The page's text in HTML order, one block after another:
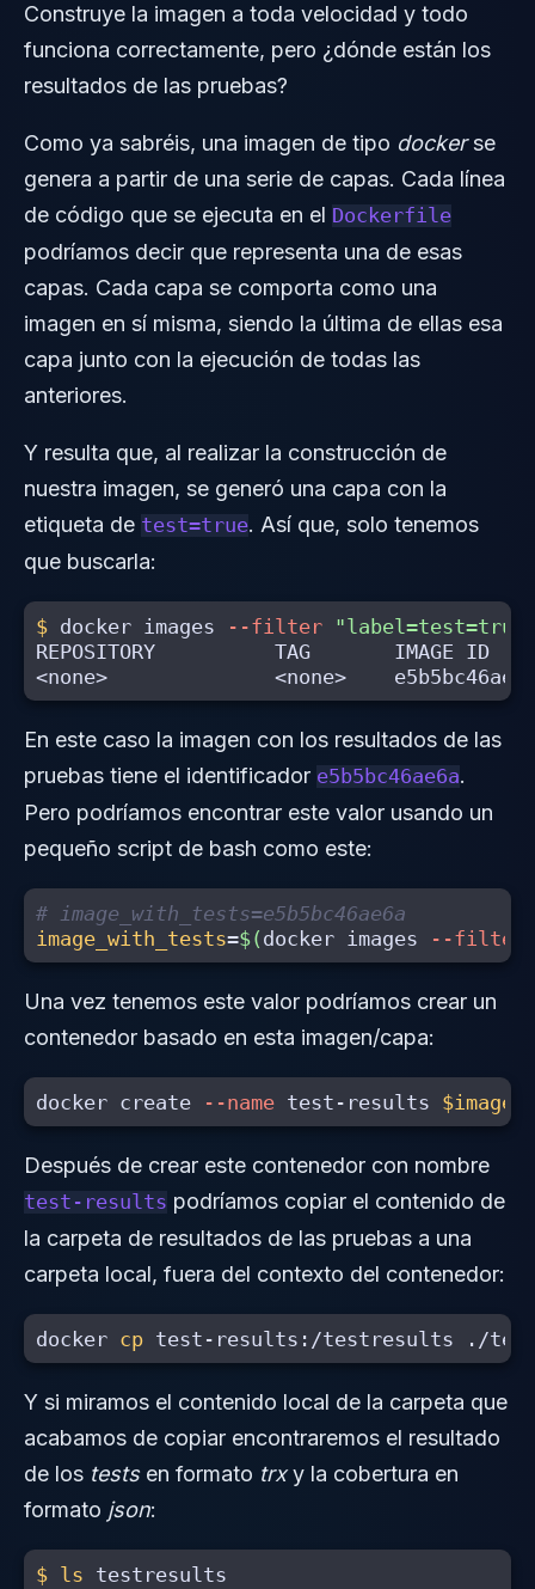
Construye la imagen a toda velocidad y todo
funciona correctamente, pero ¿dónde están los
resultados de las pruebas?
Como ya sabréis, una imagen de tipo dockerse
genera a partir de una serie de capas. Cada línea
de código que se ejecuta en el Dockerfile
podríamos decir que representa una de esas
capas. Cada capa se comporta como una
imagen en sí misma, siendo la última de ellas esa
capa junto con la ejecución de todas las
anteriores.
Y resulta que, al realizar la construcción de
nuestra imagen, se generó una capa con la
etiqueta de test=true. Así que, solo tenemos
que buscarla:
$ docker images --filter
REPOSITORY          TAG       IMAGE
En este caso la imagen con los resultados de las
pruebas tiene el identificador e5b5bc46ae6a.
Pero podríamos encontrar este valor usando un
pequeño script de bash como este:
# image_with_tests=e5b5bc46ae6a
image_with_tests=$( docker images --filter
Una vez tenemos este valor podríamos crear un
contenedor basado en esta imagen/capa:
docker create --name test-results
Después de crear este contenedor con nombre
test-results podríamos copiar el contenido de
la carpeta de resultados de las pruebas a una
carpeta local, fuera del contexto del contenedor:
docker cp
Y si miramos el contenido local de la carpeta que
acabamos de copiar encontraremos el resultado
de los testsen formato trxy la cobertura en
formato json:
$ ls testresults